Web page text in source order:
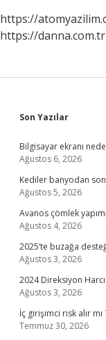
https://
https://danna.com.tr
Sidebar
Son Yazılar
Bilgisayar ekranı
Ağustos 6, 2026
Kediler banyodan
Ağustos 5, 2026
Avanos çömlek
Ağustos 4, 2026
2025’te buzağa
Ağustos 3, 2026
2024 Direksiyon
Ağustos 3, 2026
İç girişimci risk alır mı
Temmuz 30, 2026